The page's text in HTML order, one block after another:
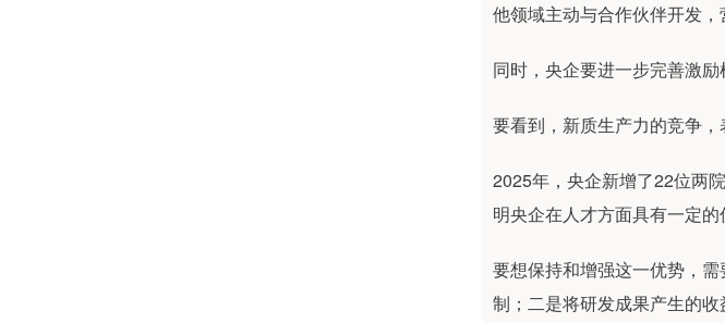
他领域主动与合作伙伴开发，
同时，央企要进一步完善激
要看到，新质生产力的竞争
2025年，央企新增了22位两
明央企在人才方面具有一定的
要想保持和增强这一优势，
制；二是将研发成果产生的